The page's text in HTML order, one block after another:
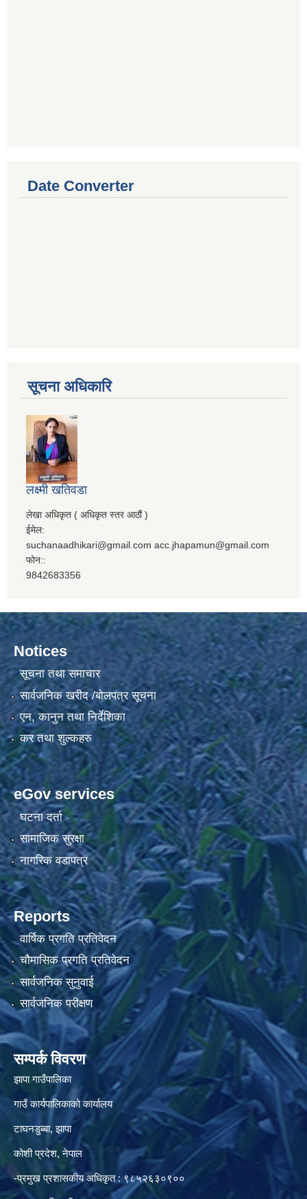
Date Converter
सूचना अधिकारि
लक्ष्मी खतिवडा
लेखा अधिकृत ( अधिकृत स्तर आठौं )
ईमेल:
suchanaadhikari@gmail.com acc.jhapamun@gmail.com
फोन::
9842683356
Notices
सूचना तथा समाचार
सार्वजनिक खरीद /बोलपत्र सूचना
एन, कानुन तथा निर्देशिका
कर तथा शुल्कहरु
eGov services
घटना दर्ता
सामाजिक सुरक्षा
नागरिक वडापत्र
Reports
वार्षिक प्रगति प्रतिवेदन
चौमासिक प्रगति प्रतिवेदन
सार्वजनिक सुनुवाई
सार्वजनिक परीक्षण
सम्पर्क विवरण
झापा गाउँपालिका
गाउँ कार्यपालिकाको कार्यालय
टाघनडुब्बा, झापा
कोशी प्रदेश, नेपाल
-प्रमुख प्रशासकीय अधिकृत : ९८५२६३०९००